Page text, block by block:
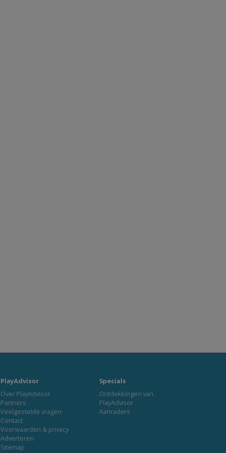
PlayAdvisor
Over PlayAdvisor
Partners
Veelgestelde vragen
Contact
Voorwaarden & privacy
Adverteren
Sitemap
Specials
Ontdekkingen van
PlayAdvisor
Aanraders